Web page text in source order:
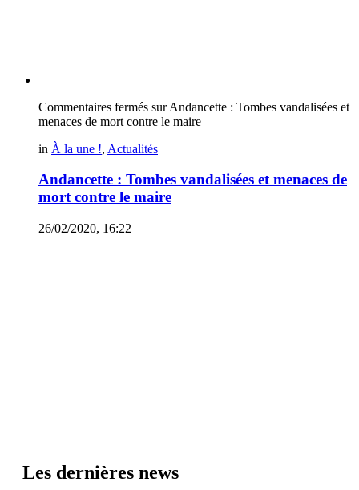
Commentaires fermés sur Andancette : Tombes vandalisées et
menaces de mort contre le maire
in À la une !, Actualités
Andancette : Tombes vandalisées et menaces de
mort contre le maire
26/02/2020, 16:22
Les dernières news